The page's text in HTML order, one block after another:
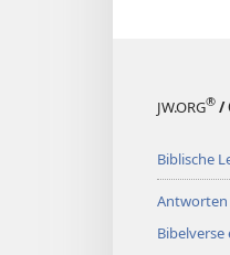
JW.ORG® /
Biblische
Antworten